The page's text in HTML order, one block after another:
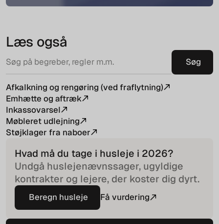
Læs også
Afkalkning og rengøring (ved fraflytning)
Emhætte og aftræk
Inkassovarsel
Møbleret udlejning
Støjklager fra naboer
Hvad må du tage i husleje i 2026?
Undgå huslejenævnssager, ugyldige
kontrakter og lejere, der koster dig dyrt.
Beregn husleje
Beregn husleje
Få vurdering